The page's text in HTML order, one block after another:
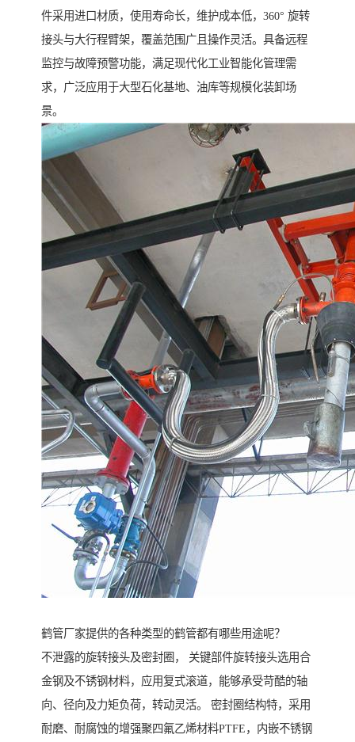
件采用进口材质，使用寿命长，维护成本低，360° 旋转
接头与大行程臂架，覆盖范围广且操作灵活。具备远程
监控与故障预警功能，满足现代化工业智能化管理需
求，广泛应用于大型石化基地、油库等规模化装卸场
景。
鹤管厂家提供的各种类型的鹤管都有哪些用途呢？
不泄露的旋转接头及密封圈， 关键部件旋转接头选用合
金钢及不锈钢材料，应用复式滚道，能够承受苛酷的轴
向、径向及力矩负荷，转动灵活。 密封圈结构特，采用
耐磨、耐腐蚀的增强聚四氟乙烯材料PTFE，内嵌不锈钢